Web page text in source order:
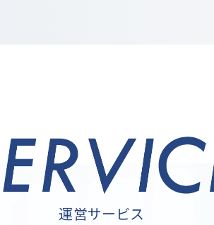
運営サービス